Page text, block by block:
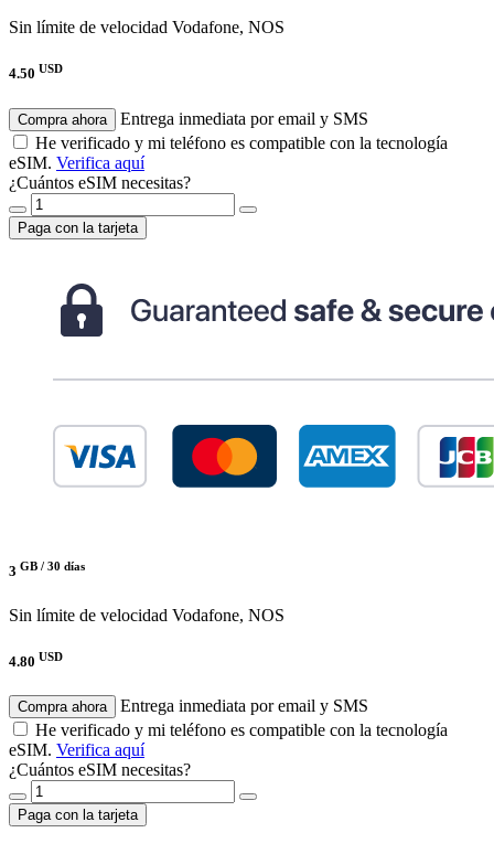
Sin límite de velocidad Vodafone, NOS
4.50 USD
Compra ahora
Entrega inmediata por email y SMS
He verificado y mi teléfono es compatible con la tecnología
eSIM. Verifica aquí
¿Cuántos eSIM necesitas?
Paga con la tarjeta
3 GB / 30 días
Sin límite de velocidad Vodafone, NOS
4.80 USD
Compra ahora
Entrega inmediata por email y SMS
He verificado y mi teléfono es compatible con la tecnología
eSIM. Verifica aquí
¿Cuántos eSIM necesitas?
Paga con la tarjeta